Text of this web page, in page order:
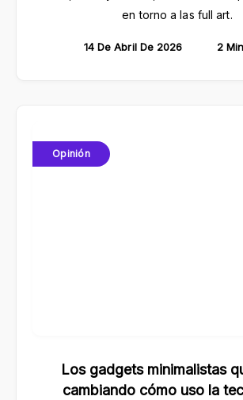
en torno a las full art.
14 De Abril De 2026 2
Opinión
Los gadgets minimalistas
cambiando cómo uso la